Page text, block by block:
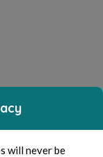
will never be